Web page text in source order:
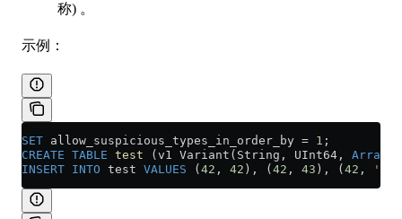
称) 。
示例：
SET allow_suspicious_types_in_order_by = 1 ;
CREATE TABLE test (v1 Variant(String, UInt64, Array
INSERT INTO test VALUES ( 42 , 42 ), ( 42 , 43 ), ( 42 ,